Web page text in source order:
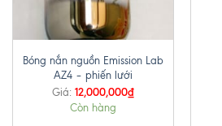
Bóng nắn nguồn Emission Lab
AZ4 – phiến lưới
Giá: 12,000,000₫
Còn hàng